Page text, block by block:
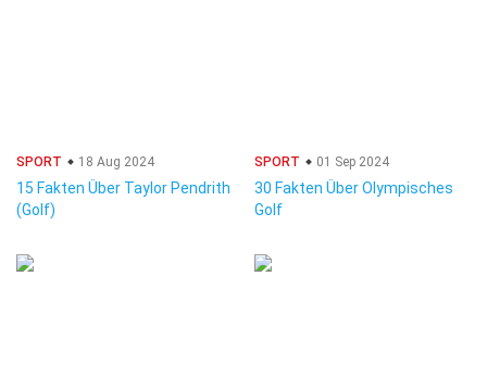
SPORT 18 Aug 2024
15 Fakten Über Taylor Pendrith
(Golf)
SPORT 01 Sep 2024
30 Fakten Über Olympisches
Golf